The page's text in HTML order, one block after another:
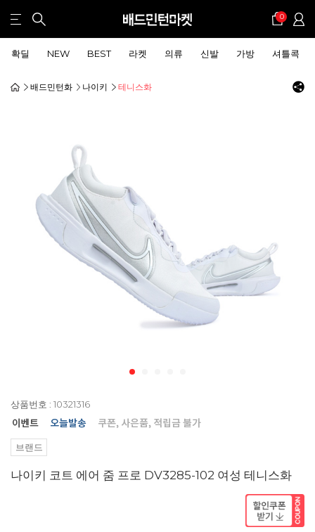
0
확딜 NEW BEST 라켓 의류 신발 가방 셔틀콕
배드민턴화 나이키 테니스화
상품번호 : 10321316
브랜드
나이키 코트 에어 줌 프로 DV3285-102 여성 테니스화